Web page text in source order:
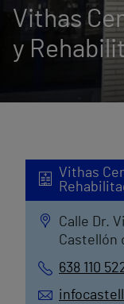
Vithas
y
Vithas
Calle Dr.
Castellón
638 110